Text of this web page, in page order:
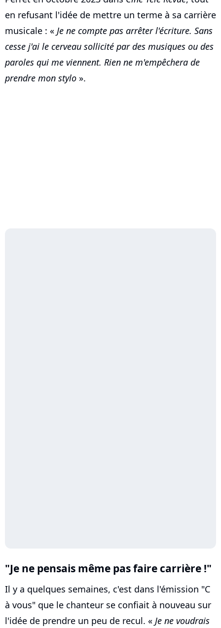
en refusant l'idée de mettre un terme à sa carrière
musicale : « Je ne compte pas arrêter l'écriture. Sans
cesse j'ai le cerveau sollicité par des musiques ou des
paroles qui me viennent. Rien ne m'empêchera de
prendre mon stylo ».
"Je ne pensais même pas faire carrière !"
Il y a quelques semaines, c'est dans l'émission "C
à vous" que le chanteur se confiait à nouveau sur
l'idée de prendre un peu de recul. « Je ne voudrais